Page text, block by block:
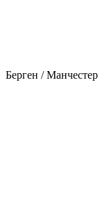
Берген / Манчестер